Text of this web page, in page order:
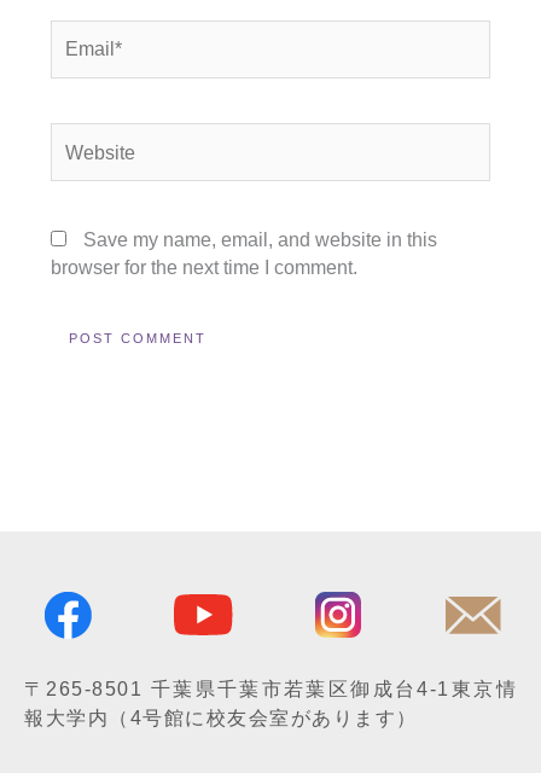
Save my name, email, and website in this
browser for the next time I comment.
〒265-8501 千葉県千葉市若葉区御成台4-1 東京情
報大学内
（4号館に校友会室があります）